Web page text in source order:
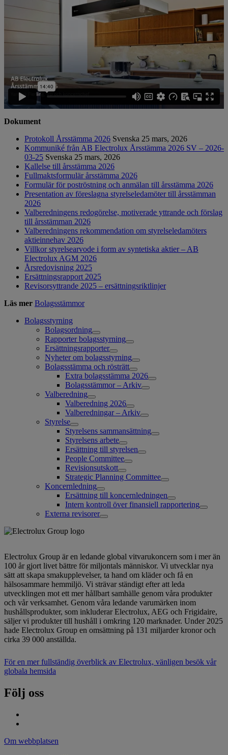
Dokument
Protokoll Årsstämma 2026 Svenska 25 mars, 2026
Kommuniké från AB Electrolux Årsstämma 2026 SV – 2026-
03-25 Svenska 25 mars, 2026
Kallelse till årsstämma 2026
Fullmaktsformulär årsstämma 2026
Formulär för poströstning och anmälan till årsstämma 2026
Presentation av föreslagna styrelseledamöter till årsstämman
2026
Valberedningens redogörelse, motiverade yttrande och förslag
till årsstämman 2026
Valberedningens rekommendation om styrelseledamöters
aktieinnehav 2026
Villkor styrelsearvode i form av syntetiska aktier – AB
Electrolux AGM 2026
Årsredovisning 2025
Ersättningsrapport 2025
Revisorsyttrande 2025 – ersättningsriktlinjer
Läs mer Bolagsstämmor
Bolagsstyrning
Bolagsordning
Rapporter bolagsstyrning
Ersättningsrapporter
Nyheter om bolagsstyrning
Bolagsstämma och rösträtt
Extra bolagsstämma 2026
Bolagsstämmor – Arkiv
Valberedning
Valberedning 2026
Valberedningar – Arkiv
Styrelse
Styrelsens sammansättning
Styrelsens arbete
Ersättning till styrelsen
People Committee
Revisionsutskott
Strategic Planning Committee
Koncernledning
Ersättning till koncernledningen
Intern kontroll över finansiell rapportering
Externa revisorer
Electrolux Group är en ledande global vitvarukoncern som i mer än
100 år gjort livet bättre för miljontals människor. Vi utvecklar nya
sätt att skapa smakupplevelser, ta hand om kläder och få en
hälsosammare hemmiljö. Vi strävar ständigt efter att leda
utvecklingen mot ett mer hållbart samhälle genom våra produkter
och vår verksamhet. Genom våra ledande varumärken inom
hushållsprodukter, som inkluderar Electrolux, AEG och Frigidaire,
säljer vi produkter till hushåll i omkring 120 marknader. Under 2025
hade Electrolux Group en omsättning på 131 miljarder kronor och
cirka 39 000 anställda.
För en mer fullständig överblick av Electrolux, vänligen besök vår
globala hemsida
Följ oss
Om webbplatsen